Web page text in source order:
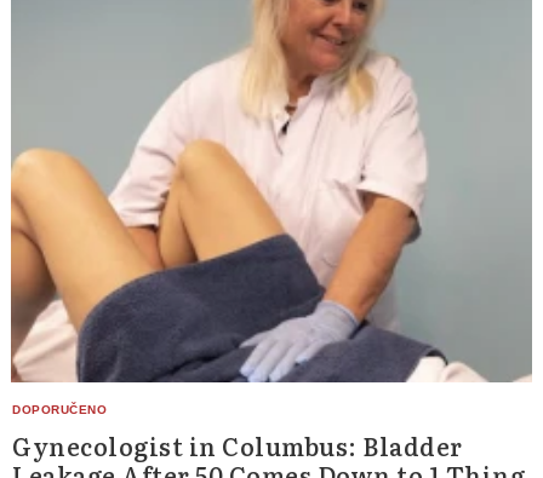
Gynecologist in Columbus: Bladder